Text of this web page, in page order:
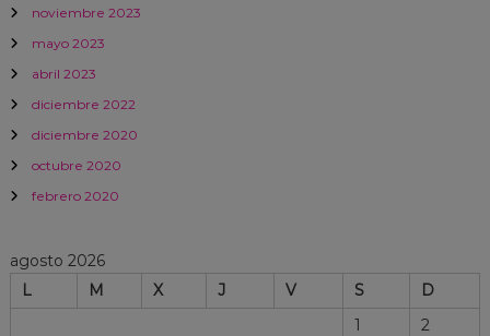
noviembre 2023
mayo 2023
abril 2023
diciembre 2022
diciembre 2020
octubre 2020
febrero 2020
agosto 2026
L
M X J V S
D
1
2